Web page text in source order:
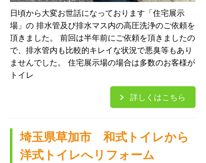
日頃から大変お世話になっております「住宅展示
場」の 排水管及び排水マス内の高圧洗浄のご依頼を
頂きました。 前回は半年前にご依頼を頂きましたの
で、排水管内も比較的キレイな状況で悪臭等もあり
ませんでした。 住宅展示場の場合は多数のお客様が
トイレ
詳しくはこちら
埼玉県草加市 和式トイレから
洋式トイレへリフォーム